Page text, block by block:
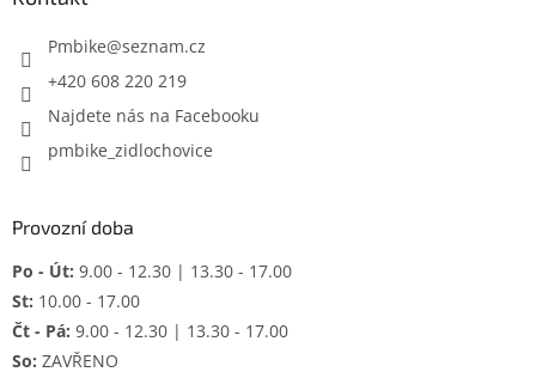
Pmbike@seznam.cz
+420 608 220 219
Najdete nás na Facebooku
pmbike_zidlochovice
Provozní doba
Po - Út: 9.00 - 12.30 | 13.30 - 17.00
St: 10.00 - 17.00
Čt - Pá: 9.00 - 12.30 | 13.30 - 17.00
So: ZAVŘENO